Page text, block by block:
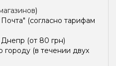
)
(согласно тарифам
(от 80 грн)
городу (в течении двух